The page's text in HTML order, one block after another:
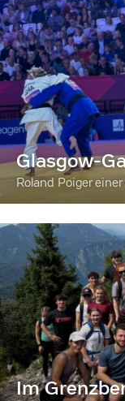
Glasgow-
Roland Poiger
Im